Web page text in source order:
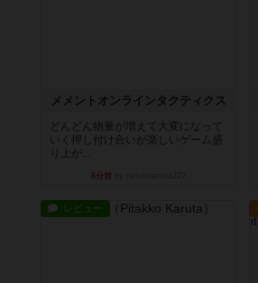
メメントオンラインタクティクス
どんどん物量が増えて大変になって
いく押し付け合いが楽しいゲーム盛
り上が...
6分前
レビュー